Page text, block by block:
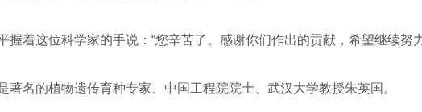
着这位科学家的手说：“您辛苦了。感谢你们作出的贡献，希望继续努
名的植物遗传育种专家、中国工程院院士、武汉大学教授朱英国。